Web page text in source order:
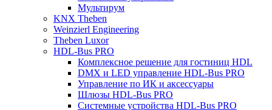
Мультирум
KNX Theben
Weinzierl Engineering
Theben Luxor
HDL-Bus PRO
Комплексное решение для гостиниц HDL
DMX и LED управление HDL-Bus PRO
Управление по ИК и аксессуары
Шлюзы HDL-Bus PRO
Системные устройства HDL-Bus PRO